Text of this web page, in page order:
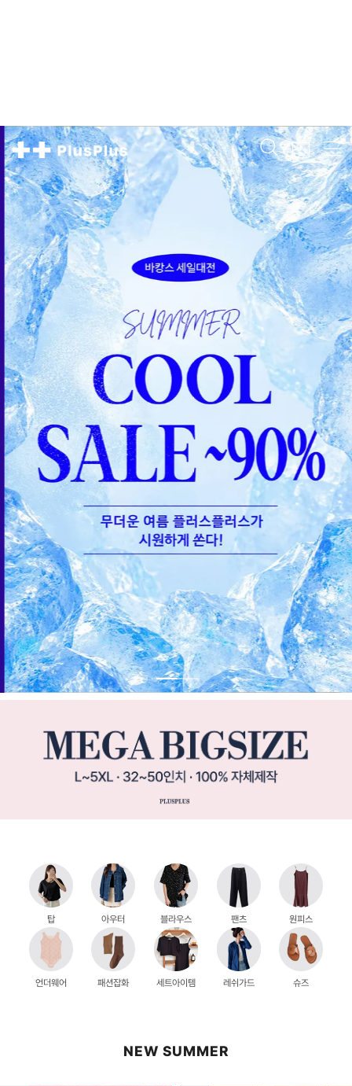
탑 아우터 블라우스 팬츠 원피스
언더웨어 패션잡화 세트아이템 레쉬가드 슈즈
NEW SUMMER